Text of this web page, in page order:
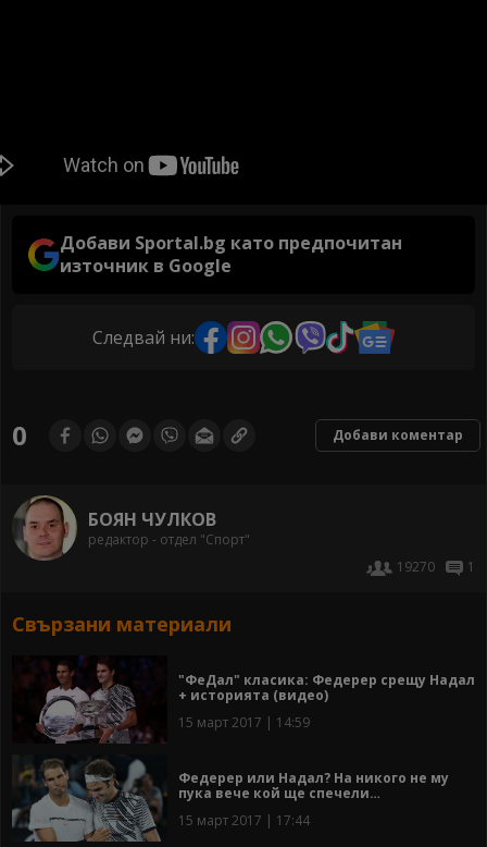
Добави Sportal.bg като предпочитан
източник в Google
Следвай ни:
0 Добави коментар
БОЯН ЧУЛКОВ
редактор - отдел "Спорт"
19270
1
Свързани материали
"ФеДал" класика: Федерер срещу Надал
+ историята (видео)
15 март 2017 | 14:59
Федерер или Надал? На никого не му
пука вече кой ще спечели…
15 март 2017 | 17:44